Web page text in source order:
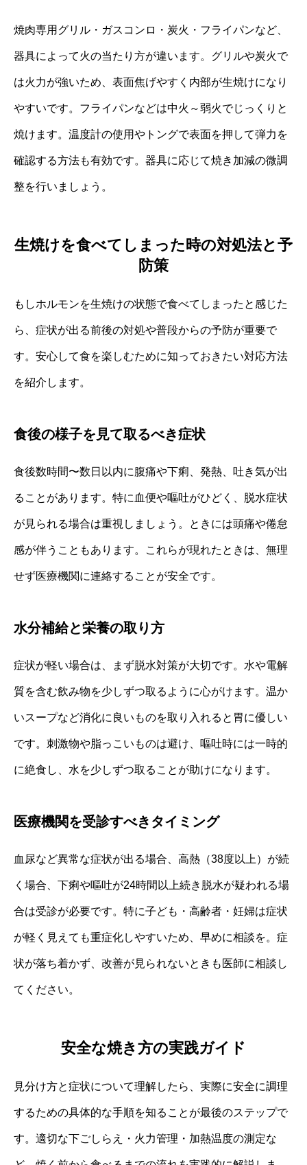
焼肉専用グリル・ガスコンロ・炭火・フライパンなど、
器具によって火の当たり方が違います。グリルや炭火で
は火力が強いため、表面焦げやすく内部が生焼けになり
やすいです。フライパンなどは中火～弱火でじっくりと
焼けます。温度計の使用やトングで表面を押して弾力を
確認する方法も有効です。器具に応じて焼き加減の微調
整を行いましょう。
生焼けを食べてしまった時の対処法と予
防策
もしホルモンを生焼けの状態で食べてしまったと感じた
ら、症状が出る前後の対処や普段からの予防が重要で
す。安心して食を楽しむために知っておきたい対応方法
を紹介します。
食後の様子を見て取るべき症状
食後数時間〜数日以内に腹痛や下痢、発熱、吐き気が出
ることがあります。特に血便や嘔吐がひどく、脱水症状
が見られる場合は重視しましょう。ときには頭痛や倦怠
感が伴うこともあります。これらが現れたときは、無理
せず医療機関に連絡することが安全です。
水分補給と栄養の取り方
症状が軽い場合は、まず脱水対策が大切です。水や電解
質を含む飲み物を少しずつ取るように心がけます。温か
いスープなど消化に良いものを取り入れると胃に優しい
です。刺激物や脂っこいものは避け、嘔吐時には一時的
に絶食し、水を少しずつ取ることが助けになります。
医療機関を受診すべきタイミング
血尿など異常な症状が出る場合、高熱（38度以上）が続
く場合、下痢や嘔吐が24時間以上続き脱水が疑われる場
合は受診が必要です。特に子ども・高齢者・妊婦は症状
が軽く見えても重症化しやすいため、早めに相談を。症
状が落ち着かず、改善が見られないときも医師に相談し
てください。
安全な焼き方の実践ガイド
見分け方と症状について理解したら、実際に安全に調理
するための具体的な手順を知ることが最後のステップで
す。適切な下ごしらえ・火力管理・加熱温度の測定な